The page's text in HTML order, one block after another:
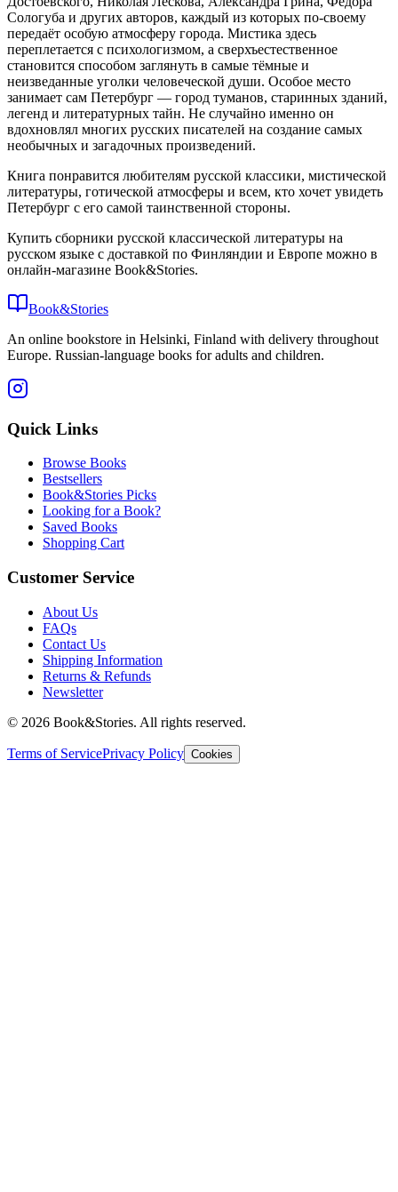
Сологуба и других авторов, каждый из которых по-своему
передаёт особую атмосферу города. Мистика здесь
переплетается с психологизмом, а сверхъестественное
становится способом заглянуть в самые тёмные и
неизведанные уголки человеческой души. Особое место
занимает сам Петербург — город туманов, старинных зданий,
легенд и литературных тайн. Не случайно именно он
вдохновлял многих русских писателей на создание самых
необычных и загадочных произведений.
Книга понравится любителям русской классики, мистической
литературы, готической атмосферы и всем, кто хочет увидеть
Петербург с его самой таинственной стороны.
Купить сборники русской классической литературы на
русском языке с доставкой по Финляндии и Европе можно в
онлайн-магазине Book&Stories.
Book&Stories
An online bookstore in Helsinki, Finland with delivery throughout
Europe. Russian-language books for adults and children.
Quick Links
Browse Books
Bestsellers
Book&Stories Picks
Looking for a Book?
Saved Books
Shopping Cart
Customer Service
About Us
FAQs
Contact Us
Shipping Information
Returns & Refunds
Newsletter
© 2026 Book&Stories. All rights reserved.
Terms of ServicePrivacy Policy Cookies